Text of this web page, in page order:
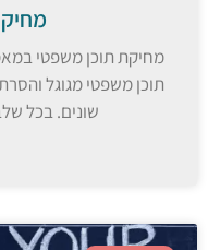
מחיקת תוכן משפטי
תוכן משפטי מגוגל
שונים. בכל